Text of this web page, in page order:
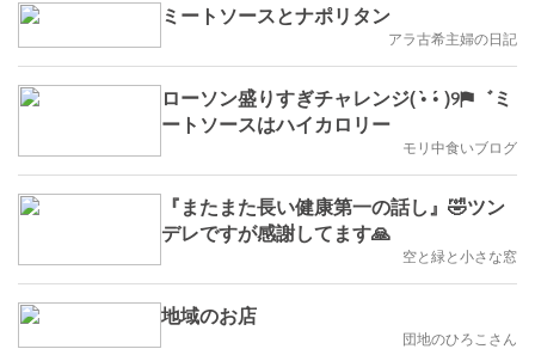
ミートソースとナポリタン
アラ古希主婦の日記
ローソン盛りすぎチャレンジ( •̀ •́ )୨⚑︎゛ミ
ートソースはハイカロリー
モリ中食いブログ
『またまた長い健康第一の話し』🤣ツン
デレですが感謝してます🙏
空と緑と小さな窓
地域のお店
団地のひろこさん